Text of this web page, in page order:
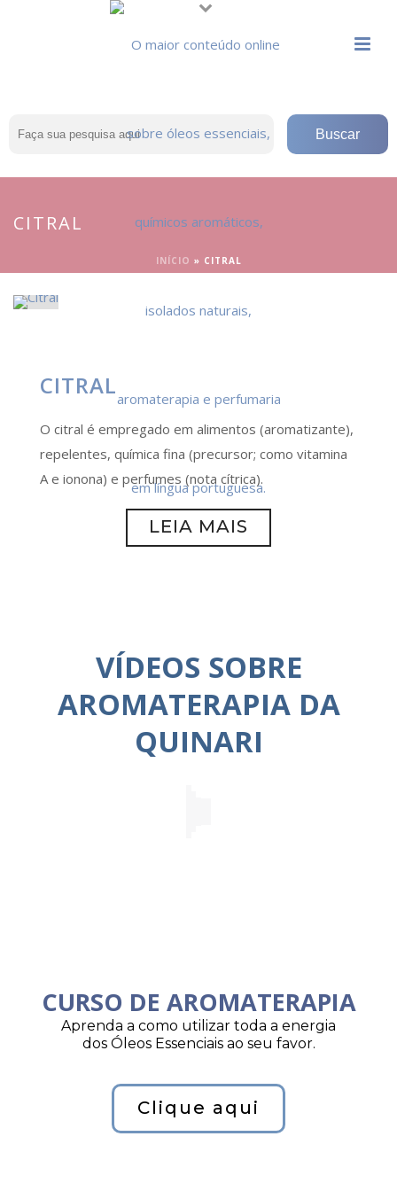
CITRAL
INÍCIO » CITRAL
CITRAL
O citral é empregado em alimentos (aromatizante),
repelentes, química fina (precursor; como vitamina
A e ionona) e perfumes (nota cítrica).
LEIA MAIS
VÍDEOS SOBRE
AROMATERAPIA DA
QUINARI
CURSO DE AROMATERAPIA
Aprenda a como utilizar toda a energia
dos Óleos Essenciais ao seu favor.
Clique aqui